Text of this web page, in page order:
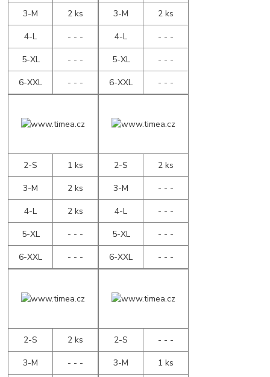
3-M
2 ks
4-L
- - -
5-XL
- - -
6-XXL
- - -
3-M
2 ks
4-L
- - -
5-XL
- - -
6-XXL
- - -
2-S
1 ks
3-M
2 ks
4-L
2 ks
5-XL
- - -
6-XXL
- - -
2-S
2 ks
3-M
- - -
4-L
- - -
5-XL
- - -
6-XXL
- - -
2-S
2 ks
3-M
- - -
2-S
- - -
3-M
1 ks